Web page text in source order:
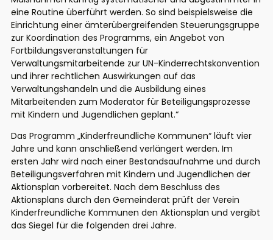
eine Routine überführt werden. So sind beispielsweise die
Einrichtung einer ämterübergreifenden Steuerungsgruppe
zur Koordination des Programms, ein Angebot von
Fortbildungsveranstaltungen für
Verwaltungsmitarbeitende zur UN-Kinderrechtskonvention
und ihrer rechtlichen Auswirkungen auf das
Verwaltungshandeln und die Ausbildung eines
Mitarbeitenden zum Moderator für Beteiligungsprozesse
mit Kindern und Jugendlichen geplant.“
Das Programm „Kinderfreundliche Kommunen“ läuft vier
Jahre und kann anschließend verlängert werden. Im
ersten Jahr wird nach einer Bestandsaufnahme und durch
Beteiligungsverfahren mit Kindern und Jugendlichen der
Aktionsplan vorbereitet. Nach dem Beschluss des
Aktionsplans durch den Gemeinderat prüft der Verein
Kinderfreundliche Kommunen den Aktionsplan und vergibt
das Siegel für die folgenden drei Jahre.